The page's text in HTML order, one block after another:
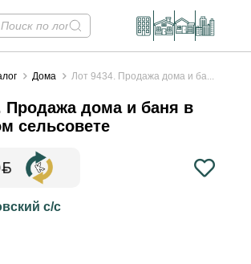
Дома Лот 9434. Продажа дома и ба...
Продажа дома и баня в
сельсовете
валют
на 08.08.2026
с/с